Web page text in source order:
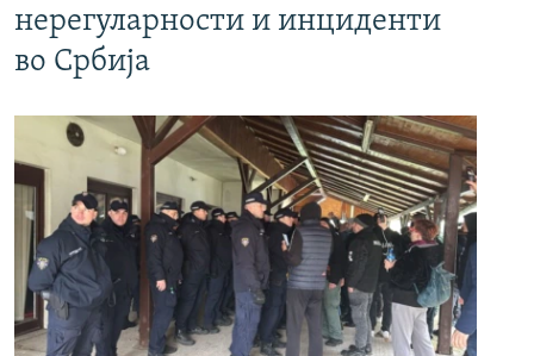
нерегуларности и инциденти
во Србија